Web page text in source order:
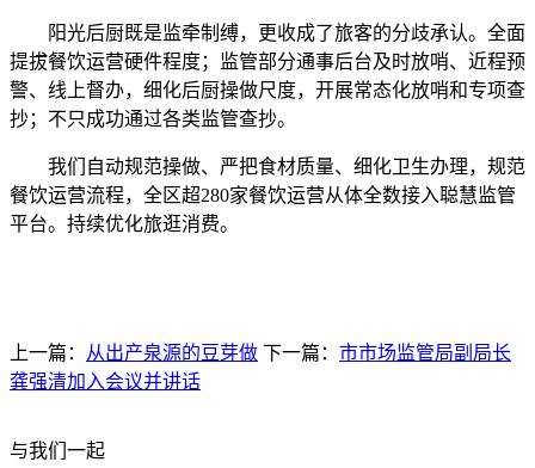
阳光后厨既是监牵制缚，更收成了旅客的分歧承认。全面
提拔餐饮运营硬件程度；监管部分通事后台及时放哨、近程预
警、线上督办，细化后厨操做尺度，开展常态化放哨和专项查
抄；不只成功通过各类监管查抄。
我们自动规范操做、严把食材质量、细化卫生办理，规范
餐饮运营流程，全区超280家餐饮运营从体全数接入聪慧监管
平台。持续优化旅逛消费。
上一篇： 从出产泉源的豆芽做 下一篇： 市市场监管局副局长
龚强清加入会议并讲话
与我们一起